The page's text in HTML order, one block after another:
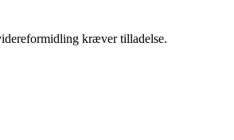
kræver tilladelse.